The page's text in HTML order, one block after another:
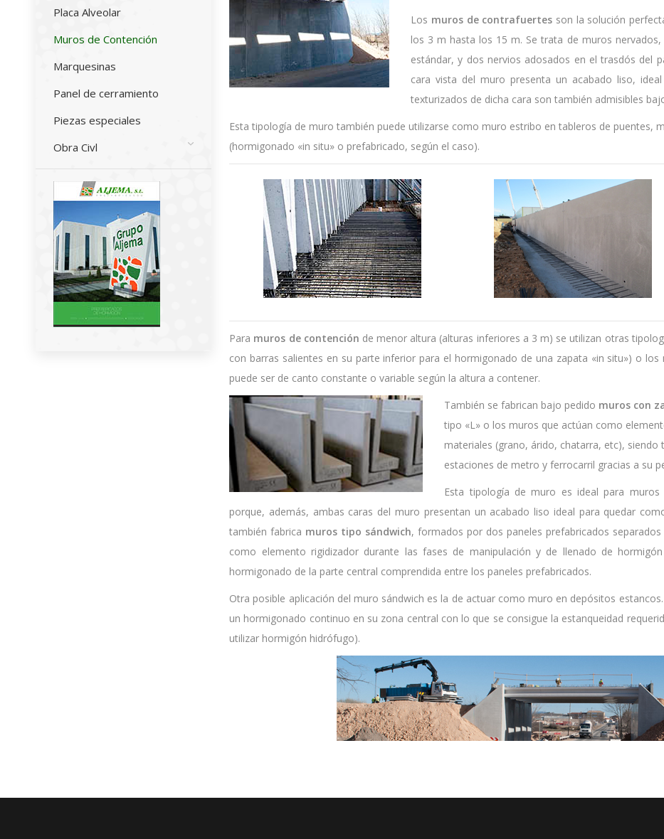
Los muros de contrafuertes son la solución
los 3 m hasta los 15 m. Se trata de muros
estándar, y dos nervios adosados en el trasdós del
cara vista del muro presenta un acabado liso,
texturizados de dicha cara son también admisibles
Esta tipología de muro también puede utilizarse como muro estribo en tableros de puentes,
(hormigonado «in situ» o prefabricado, según el caso).
Para muros de contención de menor altura (alturas inferiores a 3 m) se utilizan otras
con barras salientes en su parte inferior para el hormigonado de una zapata «in situ») o
puede ser de canto constante o variable según la altura a contener.
También se fabrican bajo pedido muros con
tipo «L» o los muros que actúan como
materiales (grano, árido, chatarra, etc),
estaciones de metro y ferrocarril gracias a su
Esta tipología de muro es ideal para
porque, además, ambas caras del muro presentan un acabado liso ideal para quedar
también fabrica muros tipo sándwich, formados por dos paneles prefabricados
como elemento rigidizador durante las fases de manipulación y de llenado de
hormigonado de la parte central comprendida entre los paneles prefabricados.
Otra posible aplicación del muro sándwich es la de actuar como muro en depósitos
un hormigonado continuo en su zona central con lo que se consigue la estanqueidad
utilizar hormigón hidrófugo).
Placa Alveolar
Muros de Contención
Marquesinas
Panel de cerramiento
Piezas especiales
Obra Civl